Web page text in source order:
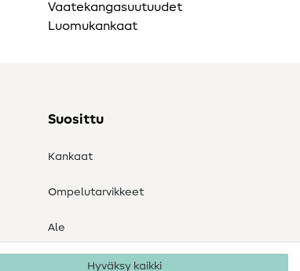
Vaatekangasuutuudet
Luomukankaat
Suosittu
Kankaat
Ompelutarvikkeet
Ale
Hyväksy kaikki